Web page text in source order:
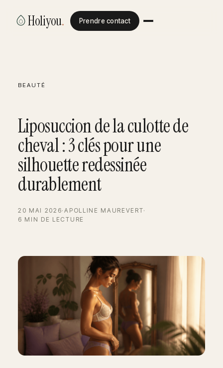
Holiyou. Prendre contact
BEAUTÉ
Liposuccion de la culotte de
cheval : 3 clés pour une
silhouette redessinée
durablement
20 MAI 2026·APOLLINE MAUREVERT·
6 MIN DE LECTURE